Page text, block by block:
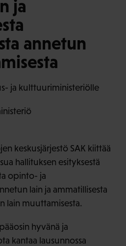
ja
annetun
ja kulttuuriministeriölle
keskusjärjestö SAK kiittää
hallituksen esityksestä
opinto- ja
lain ja ammatillisesta
lain muuttamisesta.
hyvänä ja
kantaa lausunnossa